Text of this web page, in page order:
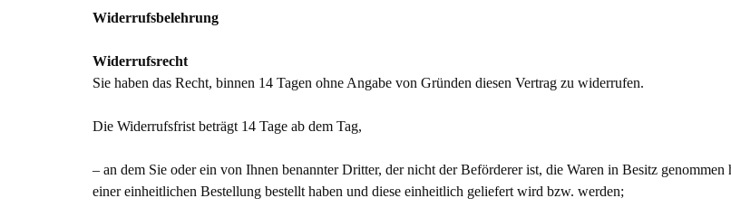
Widerrufsbelehrung
Widerrufsrecht
Sie haben das Recht, binnen 14 Tagen ohne Angabe von Gründen diesen Vertrag zu widerrufen.
Die Widerrufsfrist beträgt 14 Tage ab dem Tag,
– an dem Sie oder ein von Ihnen benannter Dritter, der nicht der Beförderer ist, die Waren in Besitz
einer einheitlichen Bestellung bestellt haben und diese einheitlich geliefert wird bzw. werden;